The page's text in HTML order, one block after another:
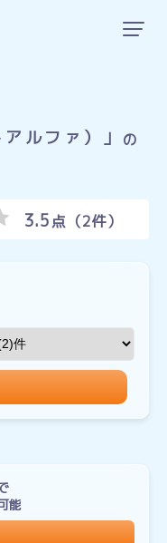
ルファ）」 の
3.5点（2件）
能